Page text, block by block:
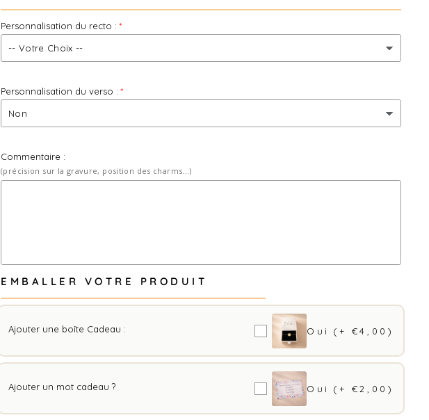
Personnalisation du recto :
Personnalisation du verso :
Commentaire :
(précision sur la gravure, position des charms...)
EMBALLER VOTRE PRODUIT
Ajouter une boîte Cadeau : Oui (+ €4,00)
Ajouter un mot cadeau ? Oui (+ €2,00)